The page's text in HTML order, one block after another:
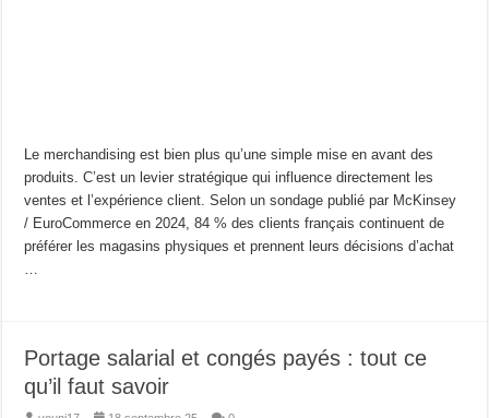
Le merchandising est bien plus qu’une simple mise en avant des
produits. C’est un levier stratégique qui influence directement les
ventes et l’expérience client. Selon un sondage publié par McKinsey
/ EuroCommerce en 2024, 84 % des clients français continuent de
préférer les magasins physiques et prennent leurs décisions d’achat
Portage salarial et congés payés : tout ce
qu’il faut savoir